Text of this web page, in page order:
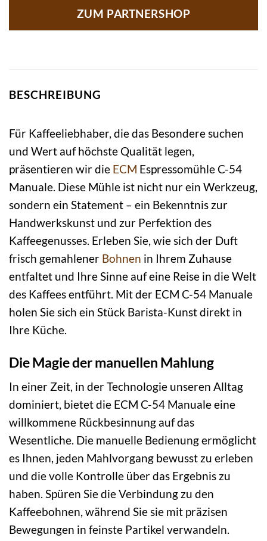
ZUM PARTNERSHOP
BESCHREIBUNG
Für Kaffeeliebhaber, die das Besondere suchen
und Wert auf höchste Qualität legen,
präsentieren wir die ECM Espressomühle C-54
Manuale. Diese Mühle ist nicht nur ein Werkzeug,
sondern ein Statement – ein Bekenntnis zur
Handwerkskunst und zur Perfektion des
Kaffeegenusses. Erleben Sie, wie sich der Duft
frisch gemahlener Bohnen in Ihrem Zuhause
entfaltet und Ihre Sinne auf eine Reise in die Welt
des Kaffees entführt. Mit der ECM C-54 Manuale
holen Sie sich ein Stück Barista-Kunst direkt in
Ihre Küche.
Die Magie der manuellen Mahlung
In einer Zeit, in der Technologie unseren Alltag
dominiert, bietet die ECM C-54 Manuale eine
willkommene Rückbesinnung auf das
Wesentliche. Die manuelle Bedienung ermöglicht
es Ihnen, jeden Mahlvorgang bewusst zu erleben
und die volle Kontrolle über das Ergebnis zu
haben. Spüren Sie die Verbindung zu den
Kaffeebohnen, während Sie sie mit präzisen
Bewegungen in feinste Partikel verwandeln.